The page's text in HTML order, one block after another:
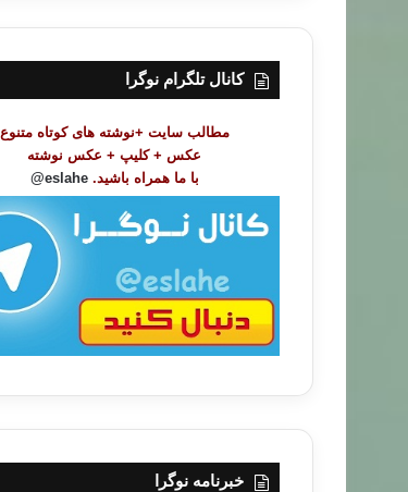
ت
ض
کانال تلگرام نوگرا
مطالب سایت +نوشته های کوتاه متنوع
عکس + کلیپ + عکس نوشته
با ما همراه باشید. eslahe@
خبرنامه نوگرا